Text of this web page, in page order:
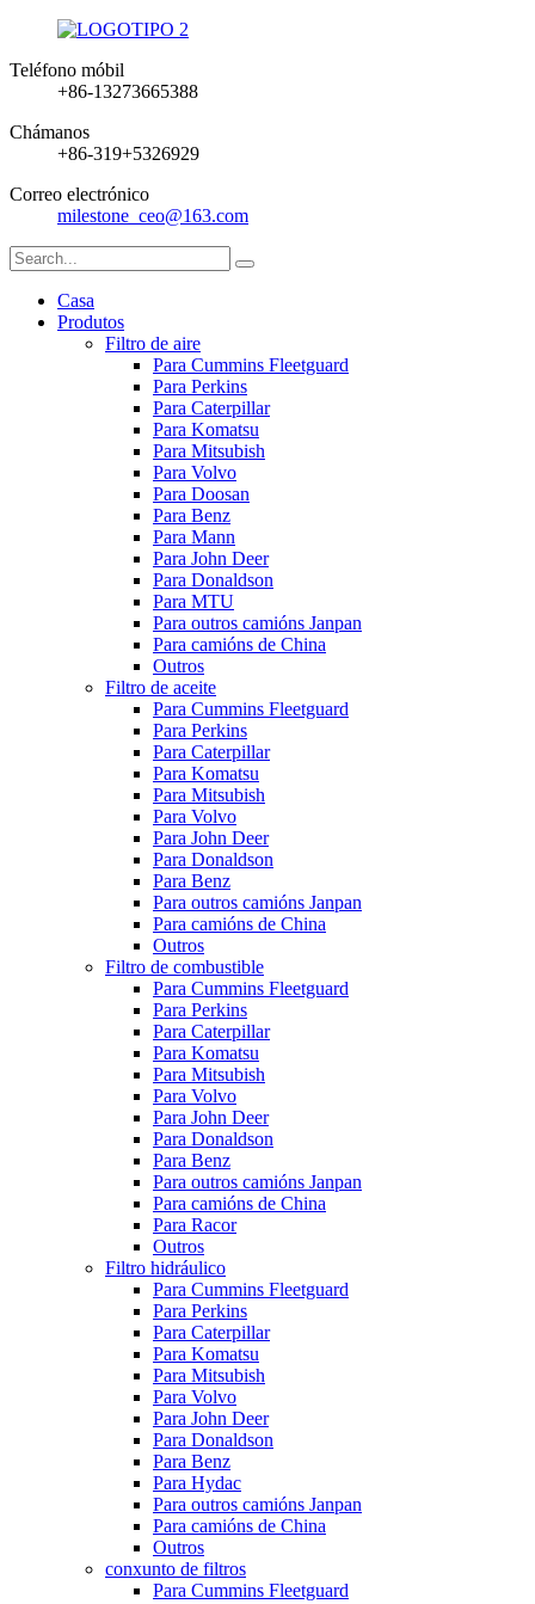
Teléfono móbil
+86-13273665388
Chámanos
+86-319+5326929
Correo electrónico
milestone_ceo@163.com
Casa
Produtos
Filtro de aire
Para Cummins Fleetguard
Para Perkins
Para Caterpillar
Para Komatsu
Para Mitsubish
Para Volvo
Para Doosan
Para Benz
Para Mann
Para John Deer
Para Donaldson
Para MTU
Para outros camións Janpan
Para camións de China
Outros
Filtro de aceite
Para Cummins Fleetguard
Para Perkins
Para Caterpillar
Para Komatsu
Para Mitsubish
Para Volvo
Para John Deer
Para Donaldson
Para Benz
Para outros camións Janpan
Para camións de China
Outros
Filtro de combustible
Para Cummins Fleetguard
Para Perkins
Para Caterpillar
Para Komatsu
Para Mitsubish
Para Volvo
Para John Deer
Para Donaldson
Para Benz
Para outros camións Janpan
Para camións de China
Para Racor
Outros
Filtro hidráulico
Para Cummins Fleetguard
Para Perkins
Para Caterpillar
Para Komatsu
Para Mitsubish
Para Volvo
Para John Deer
Para Donaldson
Para Benz
Para Hydac
Para outros camións Janpan
Para camións de China
Outros
conxunto de filtros
Para Cummins Fleetguard